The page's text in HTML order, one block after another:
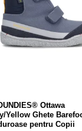
Ottawa
Yellow Ghete
pentru Copii